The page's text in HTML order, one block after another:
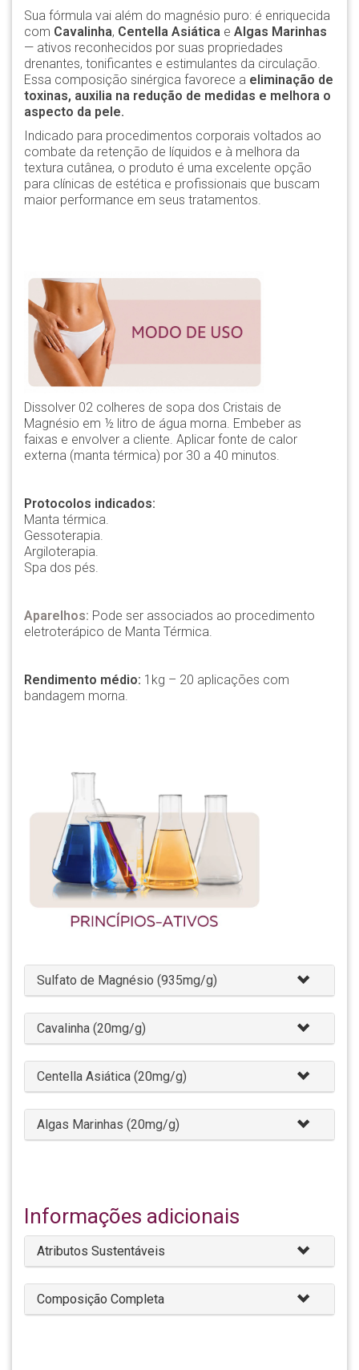
Sua fórmula vai além do magnésio puro: é enriquecida
com Cavalinha, Centella Asiática e Algas Marinhas
— ativos reconhecidos por suas propriedades
drenantes, tonificantes e estimulantes da circulação.
Essa composição sinérgica favorece a eliminação de
toxinas, auxilia na redução de medidas e melhora o
aspecto da pele.
Indicado para procedimentos corporais voltados ao
combate da retenção de líquidos e à melhora da
textura cutânea, o produto é uma excelente opção
para clínicas de estética e profissionais que buscam
maior performance em seus tratamentos.
Dissolver 02 colheres de sopa dos Cristais de
Magnésio em ½ litro de água morna. Embeber as
faixas e envolver a cliente. Aplicar fonte de calor
externa (manta térmica) por 30 a 40 minutos.
Protocolos indicados:
Manta térmica.
Gessoterapia.
Argiloterapia.
Spa dos pés.
Aparelhos: Pode ser associados ao procedimento
eletroterápico de Manta Térmica.
Rendimento médio: 1kg – 20 aplicações com
bandagem morna.
Sulfato de Magnésio (935mg/g)
Cavalinha (20mg/g)
Centella Asiática (20mg/g)
Algas Marinhas (20mg/g)
Informações adicionais
Atributos Sustentáveis
Composição Completa